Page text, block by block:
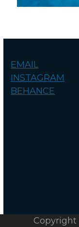
EMAIL
INSTAGRAM
BEHANCE
Copyright